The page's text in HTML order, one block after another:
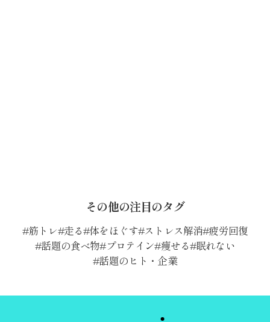
その他の注目のタグ
筋トレ 走る 体をほぐす ストレス解消 疲労回復
話題の食べ物 プロテイン 痩せる 眠れない
話題のヒト・企業